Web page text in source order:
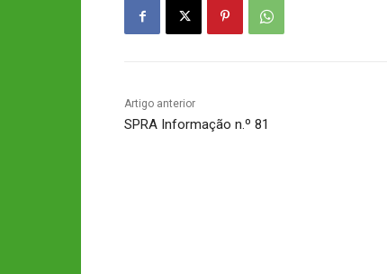
Artigo anterior
SPRA Informação n.º 81